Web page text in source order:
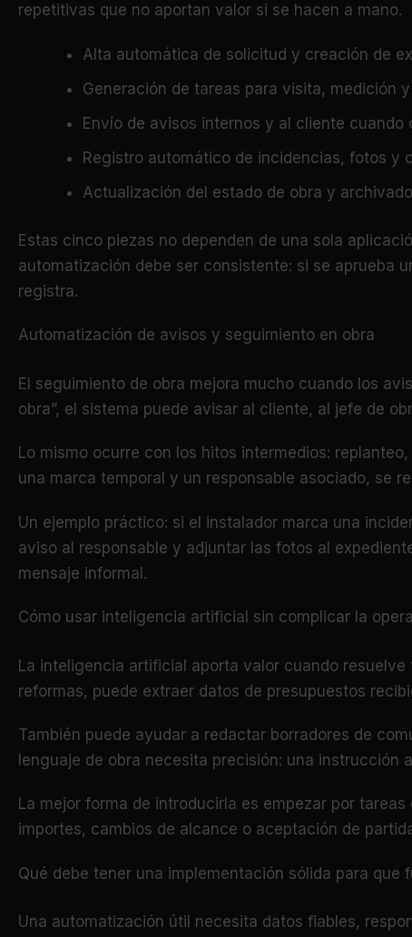
repetitivas que no aportan valor si se hacen a mano.
Alta automática de solicitud y creación de
Generación de tareas para visita, medición
Envío de avisos internos y al cliente
Registro automático de incidencias, fotos y
Actualización del estado de obra y
Estas cinco piezas no dependen de una sola
automatización debe ser consistente: si se aprueba
registra.
Automatización de avisos y seguimiento en obra
El seguimiento de obra mejora mucho cuando los
obra”, el sistema puede avisar al cliente, al jefe de
Lo mismo ocurre con los hitos intermedios:
una marca temporal y un responsable asociado, se
Un ejemplo práctico: si el instalador marca una
aviso al responsable y adjuntar las fotos al
mensaje informal.
Cómo usar inteligencia artificial sin complicar la
La inteligencia artificial aporta valor cuando
reformas, puede extraer datos de presupuestos
También puede ayudar a redactar borradores de
lenguaje de obra necesita precisión: una
La mejor forma de introducirla es empezar por
importes, cambios de alcance o aceptación de
Qué debe tener una implementación sólida para que
Una automatización útil necesita datos fiables,